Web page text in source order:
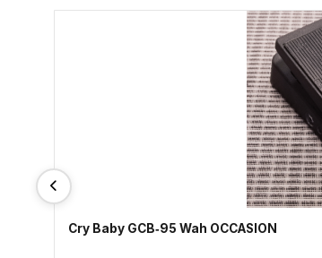
Cry Baby GCB‑95 Wah OCCASION